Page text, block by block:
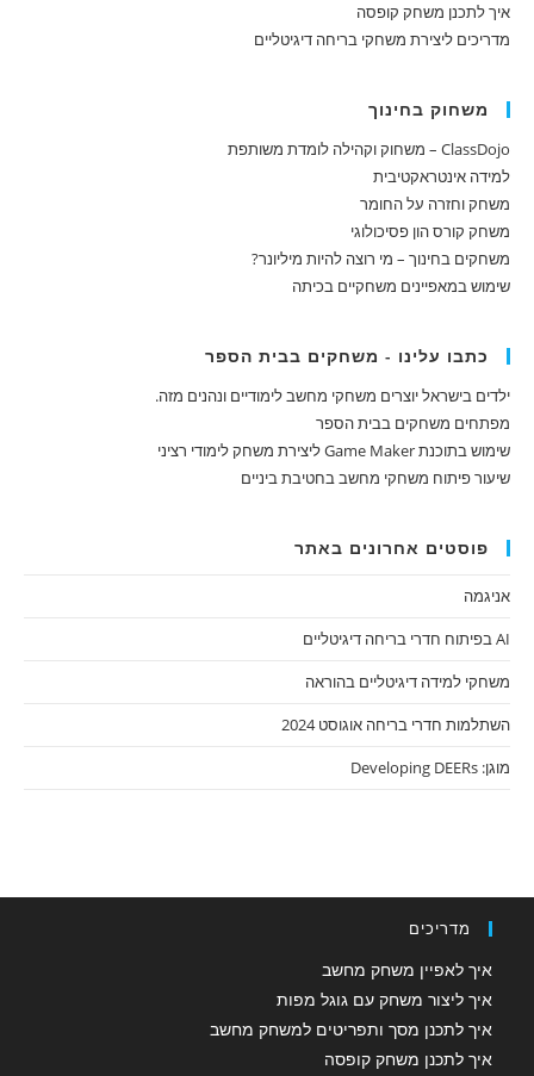
איך לתכנן משחק קופסה
מדריכים ליצירת משחקי בריחה דיגיטליים
משחוק בחינוך
ClassDojo – משחוק וקהילה לומדת משותפת
למידה אינטראקטיבית
משחק וחזרה על החומר
משחק קורס הון פסיכולוגי
משחקים בחינוך – מי רוצה להיות מיליונר?
שימוש במאפיינים משחקיים בכיתה
כתבו עלינו - משחקים בבית הספר
ילדים בישראל יוצרים משחקי מחשב לימודיים ונהנים מזה.
מפתחים משחקים בבית הספר
שימוש בתוכנת Game Maker ליצירת משחק לימודי רציני
שיעור פיתוח משחקי מחשב בחטיבת ביניים
פוסטים אחרונים באתר
אניגמה
AI בפיתוח חדרי בריחה דיגיטליים
משחקי למידה דיגיטליים בהוראה
השתלמות חדרי בריחה אוגוסט 2024
מוגן: Developing DEERs
מדריכים
איך לאפיין משחק מחשב
איך ליצור משחק עם גוגל מפות
איך לתכנן מסך ותפריטים למשחק מחשב
איך לתכנן משחק קופסה